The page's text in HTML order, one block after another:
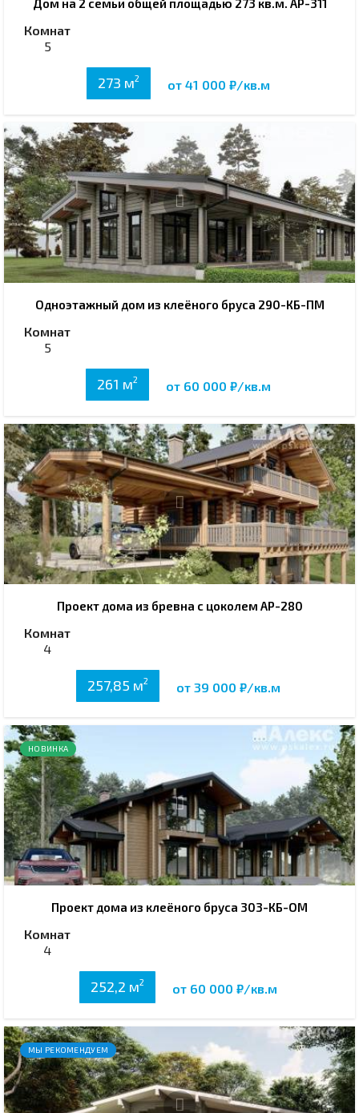
Дом на 2 семьи общей площадью 273 кв.м. АР-311
Комнат
5
273 м2 от 41 000 ₽/кв.м
Одноэтажный дом из клеёного бруса 290-КБ-ПМ
Комнат
5
261 м2 от 60 000 ₽/кв.м
Проект дома из бревна с цоколем АР-280
Комнат
4
257,85 м2 от 39 000 ₽/кв.м
НОВИНКА
Проект дома из клеёного бруса 303-КБ-ОМ
Комнат
4
252,2 м2 от 60 000 ₽/кв.м
МЫ РЕКОМЕНДУЕМ